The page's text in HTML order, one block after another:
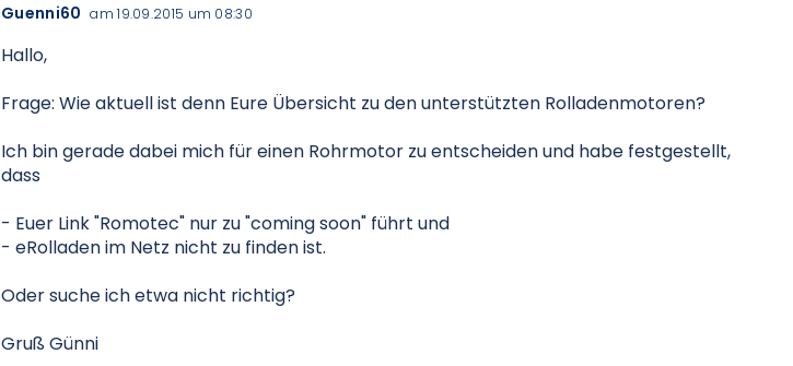
Guenni60 am 19.09.2015 um 08:30
Hallo,
Frage: Wie aktuell ist denn Eure Übersicht zu den unterstützten Rolladenmotoren?
Ich bin gerade dabei mich für einen Rohrmotor zu entscheiden und habe festgestellt,
dass
- Euer Link "Romotec" nur zu "coming soon" führt und
- eRolladen im Netz nicht zu finden ist.
Oder suche ich etwa nicht richtig?
Gruß Günni